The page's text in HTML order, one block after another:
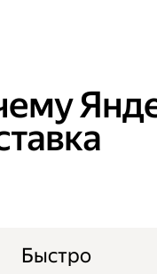
Быстро